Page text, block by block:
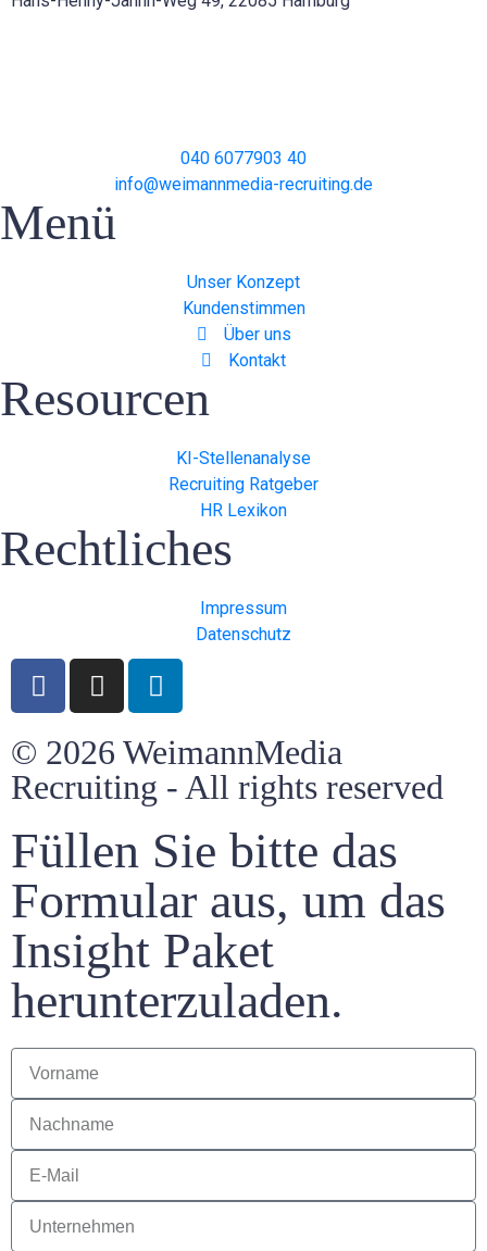
040 6077903 40
info@weimannmedia-recruiting.de
Menü
Unser Konzept
Kundenstimmen
Über uns
Kontakt
Resourcen
KI-Stellenanalyse
Recruiting Ratgeber
HR Lexikon
Rechtliches
Impressum
Datenschutz
© 2026 WeimannMedia
Recruiting - All rights reserved
Füllen Sie bitte das
Formular aus, um das
Insight Paket
herunterzuladen.